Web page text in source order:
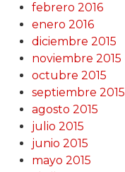
febrero 2016
enero 2016
diciembre 2015
noviembre 2015
octubre 2015
septiembre 2015
agosto 2015
julio 2015
junio 2015
mayo 2015